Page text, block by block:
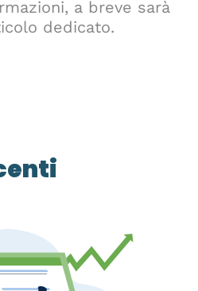
a breve sarà
dedicato.